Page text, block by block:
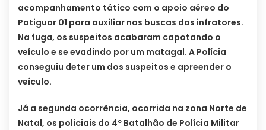
acompanhamento tático com o apoio aéreo do
Potiguar 01 para auxiliar nas buscas dos infratores.
Na fuga, os suspeitos acabaram capotando o
veículo e se evadindo por um matagal. A Polícia
conseguiu deter um dos suspeitos e apreender o
veículo.
Já a segunda ocorrência, ocorrida na zona Norte de
Natal, os policiais do 4º Batalhão de Polícia Militar